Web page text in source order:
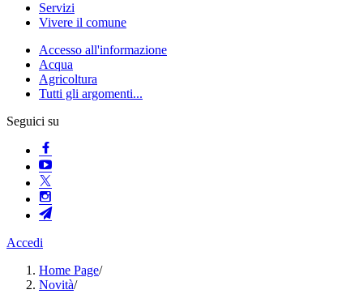
Servizi
Vivere il comune
Accesso all'informazione
Acqua
Agricoltura
Tutti gli argomenti...
Seguici su
Accedi
Home Page/
Novità/